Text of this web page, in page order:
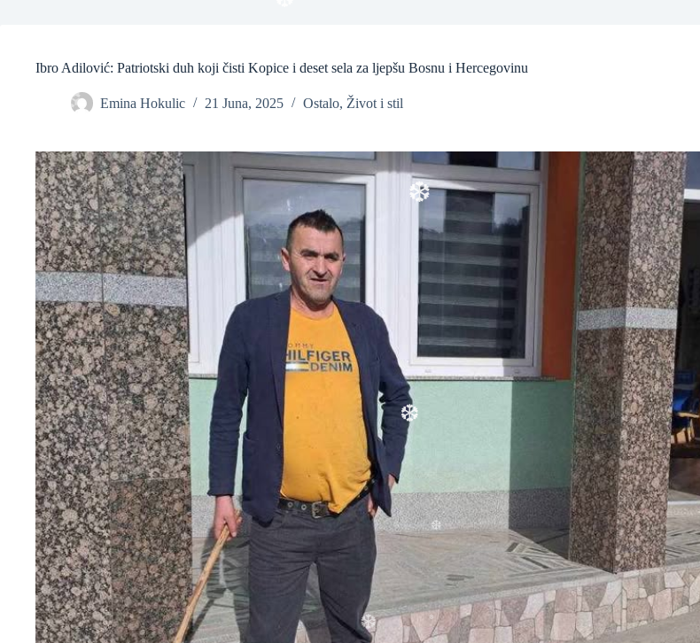
Ibro Adilović: Patriotski duh koji čisti Kopice i deset sela za ljepšu Bosnu i Hercegovinu
Emina Hokulic 21 Juna, 2025 Ostalo, Život i stil
❆
❆
❆
❆